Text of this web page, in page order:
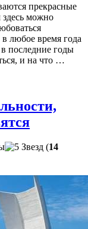
прекрасные
можно
любое время года
последние годы
и на что …
(14